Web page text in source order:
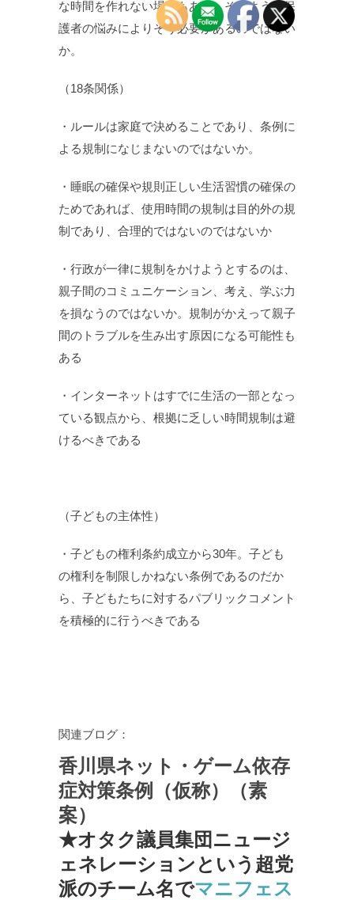
な時間を作れない場合もある。そのような保
護者の悩みによりそう必要があるのではない
か。
（18条関係）
・ルールは家庭で決めることであり、条例に
よる規制になじまないのではないか。
・睡眠の確保や規則正しい生活習慣の確保の
ためであれば、使用時間の規制は目的外の規
制であり、合理的ではないのではないか
・行政が一律に規制をかけようとするのは、
親子間のコミュニケーション、考え、学ぶ力
を損なうのではないか。規制がかえって親子
間のトラブルを生み出す原因になる可能性も
ある
・インターネットはすでに生活の一部となっ
ている観点から、根拠に乏しい時間規制は避
けるべきである
（子どもの主体性）
・子どもの権利条約成立から30年。子ども
の権利を制限しかねない条例であるのだか
ら、子どもたちに対するパブリックコメント
を積極的に行うべきである
関連ブログ：
香川県ネット・ゲーム依存
症対策条例（仮称）（素
案）
★オタク議員集団ニュージ
ェネレーションという超党
派のチーム名でマニフェス